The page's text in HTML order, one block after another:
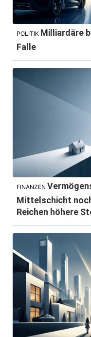
POLITIK Milliardäre
Falle
FINANZEN
Mittelschicht
Reichen höhere